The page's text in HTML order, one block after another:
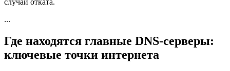
...
Где находятся главные DNS-серверы:
ключевые точки интернета